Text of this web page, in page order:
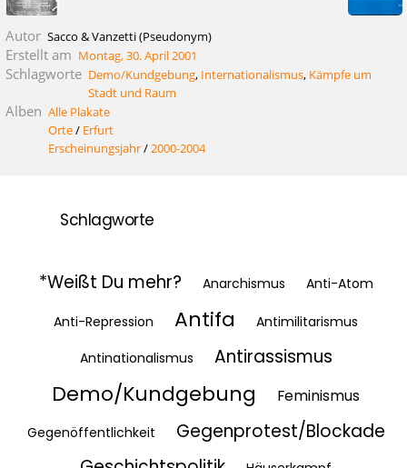
Autor Sacco & Vanzetti (Pseudonym)
Erstellt am Montag, 30. April 2001
Schlagworte Demo/Kundgebung, Internationalismus, Kämpfe um
Stadt und Raum
Alben Alle Plakate
Orte/ Erfurt
Erscheinungsjahr/2000-2004
Schlagworte
*Weißt Du mehr? Anarchismus Anti-Atom
Anti-Repression Antifa
Antimilitarismus
Antinationalismus
Antirassismus
Demo/Kundgebung Feminismus
Gegenöffentlichkeit
Gegenprotest/Blockade